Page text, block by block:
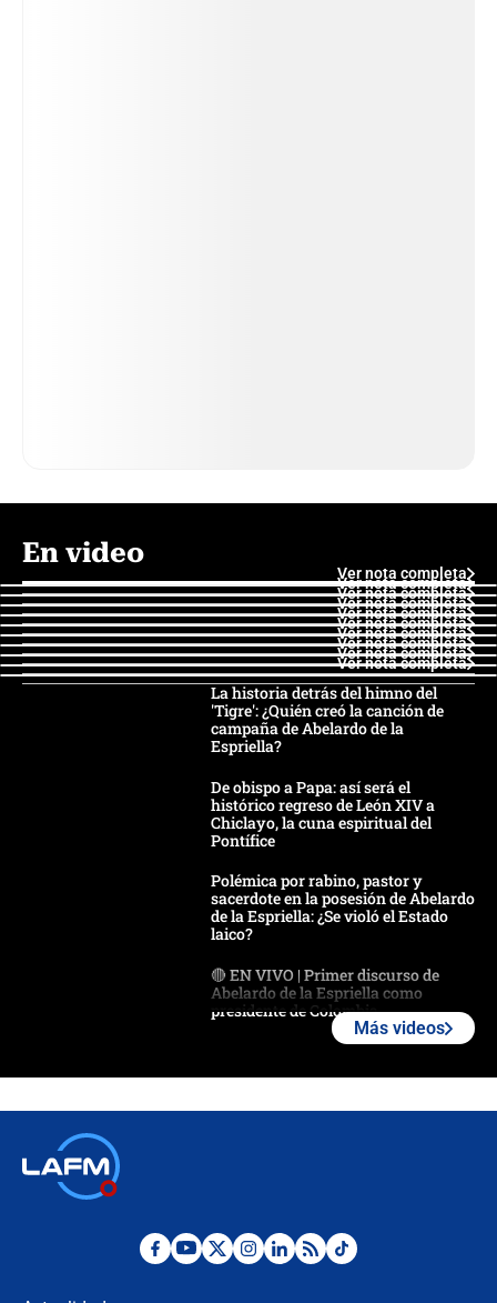
En video
Ver nota completa
Ver nota completa
Ver nota completa
Ver nota completa
Ver nota completa
Ver nota completa
Ver nota completa
Ver nota completa
Ver nota completa
Ver nota completa
La historia detrás del himno del
'Tigre': ¿Quién creó la canción de
campaña de Abelardo de la
Espriella?
De obispo a Papa: así será el
histórico regreso de León XIV a
Chiclayo, la cuna espiritual del
Pontífice
Polémica por rabino, pastor y
sacerdote en la posesión de Abelardo
de la Espriella: ¿Se violó el Estado
laico?
🔴 EN VIVO | Primer discurso de
Abelardo de la Espriella como
presidente de Colombia
Desde dermatitis hasta infecciones:
Más videos